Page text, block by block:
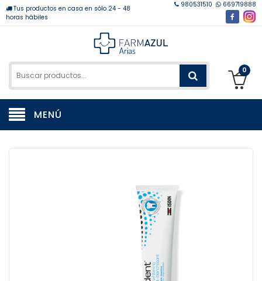
Tus productos en casa en sólo 24 - 48
horas hábiles
980531510 669719888
0
MENÚ